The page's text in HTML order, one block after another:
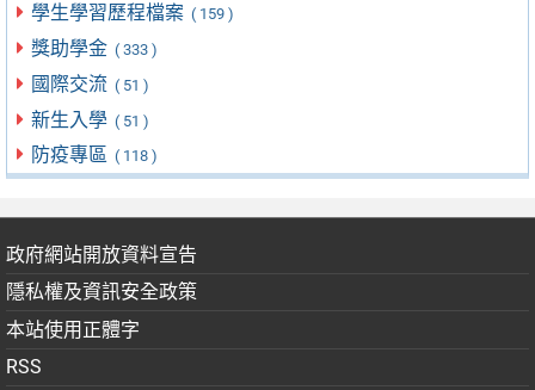
學生學習歷程檔案 ( 159 )
獎助學金 ( 333 )
國際交流 ( 51 )
新生入學 ( 51 )
防疫專區 ( 118 )
政府網站開放資料宣告
隱私權及資訊安全政策
本站使用正體字
RSS